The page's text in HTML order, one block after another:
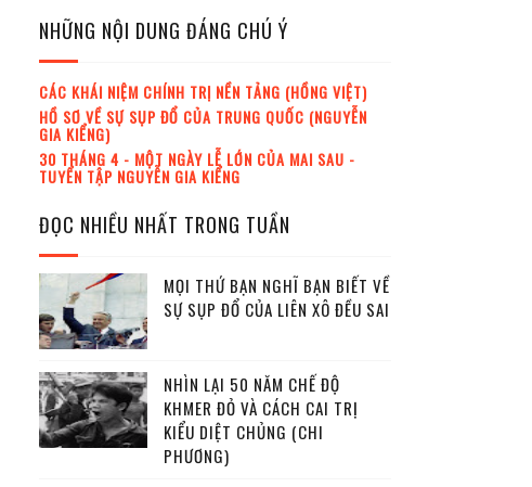
NHỮNG NỘI DUNG ĐÁNG CHÚ Ý
CÁC KHÁI NIỆM CHÍNH TRỊ NỀN TẢNG (HỒNG VIỆT)
HỒ SƠ VỀ SỰ SỤP ĐỔ CỦA TRUNG QUỐC (NGUYỄN
GIA KIỂNG)
30 THÁNG 4 - MỘT NGÀY LỄ LỚN CỦA MAI SAU -
TUYỂN TẬP NGUYỄN GIA KIỂNG
ĐỌC NHIỀU NHẤT TRONG TUẦN
MỌI THỨ BẠN NGHĨ BẠN BIẾT VỀ
SỰ SỤP ĐỔ CỦA LIÊN XÔ ĐỀU SAI
NHÌN LẠI 50 NĂM CHẾ ĐỘ
KHMER ĐỎ VÀ CÁCH CAI TRỊ
KIỂU DIỆT CHỦNG (CHI
PHƯƠNG)